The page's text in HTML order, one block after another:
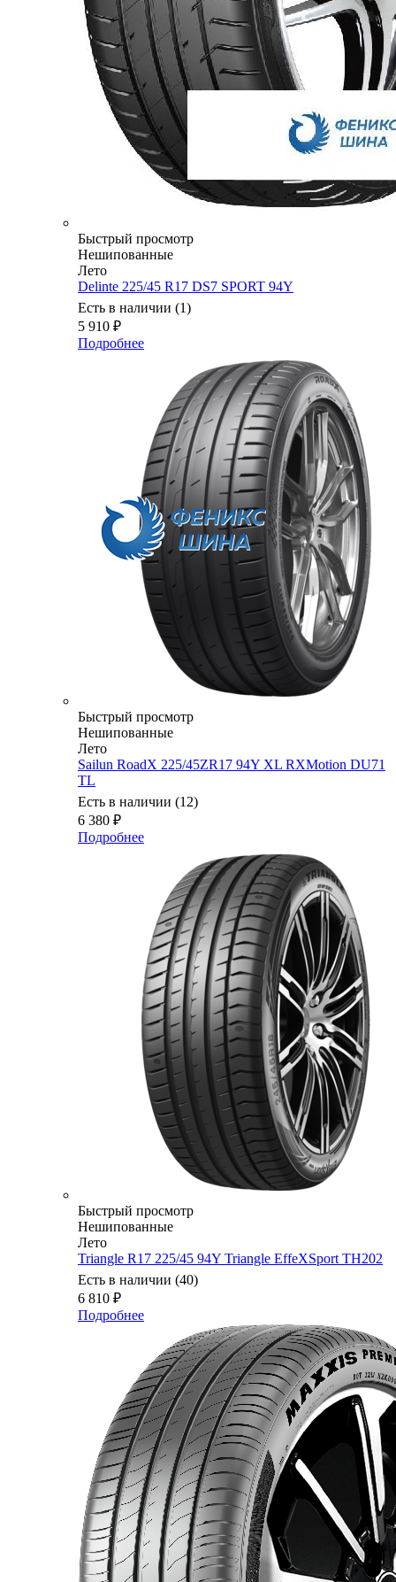
Быстрый просмотр
Нешипованные
Лето
Delinte 225/45 R17 DS7 SPORT 94Y
Есть в наличии (1)
5 910 ₽
Подробнее
Быстрый просмотр
Нешипованные
Лето
Sailun RoadX 225/45ZR17 94Y XL RXMotion DU71
TL
Есть в наличии (12)
6 380 ₽
Подробнее
Быстрый просмотр
Нешипованные
Лето
Triangle R17 225/45 94Y Triangle EffeXSport TH202
Есть в наличии (40)
6 810 ₽
Подробнее